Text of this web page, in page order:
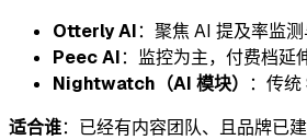
Otterly AI：聚焦 AI 提及率监测
Peec AI：监控为主，付费档延
Nightwatch（AI 模块）
：传
适合谁：已经有内容团队、且品牌已